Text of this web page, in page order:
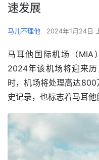
速发展
马儿不理他 2024年1月24日
马耳他国际机场（MIA
2024年该机场将迎来
时，机场将处理高达
史记录，也标志着马耳他